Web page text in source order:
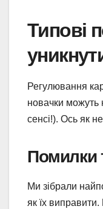
Типові
Регулювання
новачки
сенсі!). Ось як
Помилки
Ми зібрали
як їх